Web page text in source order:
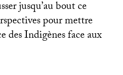
jusqu’au bout ce
pour mettre
des Indigènes face aux